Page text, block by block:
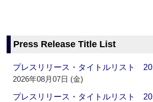
Press Release Title List
プレスリリース・タイトルリスト
2026年08月07日 (金)
プレスリリース・タイトルリスト